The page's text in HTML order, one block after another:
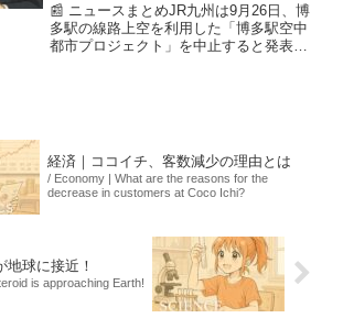
📰 ニュースまとめJR九州は9月26日、博
多駅の線路上空を利用した「博多駅空中
都市プロジェクト」を中止すると発表し
経済｜ココイチ、客数減少の理由とは
/ Economy | What are the reasons for the
decrease in customers at Coco Ichi?
地球に接近！
is approaching Earth!